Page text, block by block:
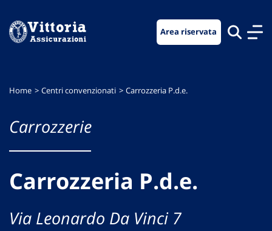
menu
contenuto
footer
Area riservata
Home Centri convenzionati Carrozzeria P.d.e.
Carrozzerie
Carrozzeria P.d.e.
Via Leonardo Da Vinci 7